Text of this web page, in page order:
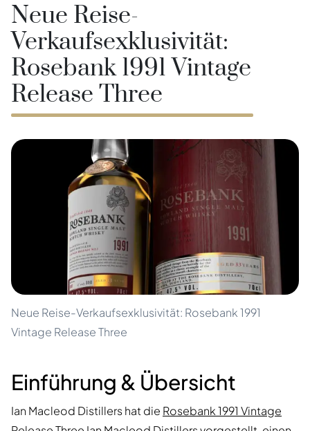
Neue Reise-
Verkaufsexklusivität:
Rosebank 1991 Vintage
Release Three
Neue Reise-Verkaufsexklusivität: Rosebank 1991
Vintage Release Three
Einführung & Übersicht
Ian Macleod Distillers hat die Rosebank 1991 Vintage